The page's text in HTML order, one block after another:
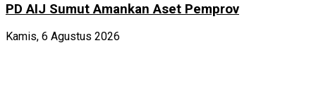
PD AIJ Sumut Amankan Aset Pemprov
Kamis, 6 Agustus 2026